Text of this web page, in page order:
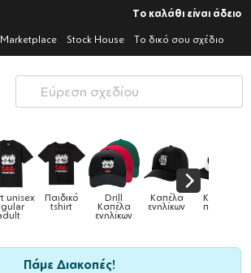
Το καλάθι είναι άδειο
Marketplace Stock House Το δικό σου σχέδιο
Καπέλα
ενηλίκων
Καπέλα
παιδικά Κούπες Κούπες
ειδικές
Πάμε Διακοπές!